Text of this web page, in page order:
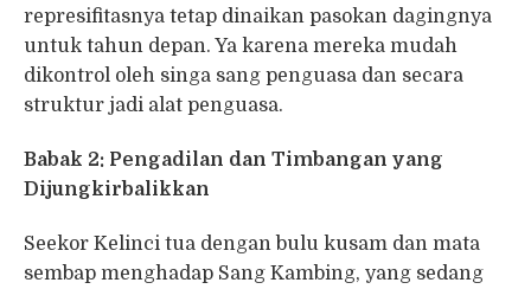
represifitasnya tetap dinaikan pasokan dagingnya
untuk tahun depan. Ya karena mereka mudah
dikontrol oleh singa sang penguasa dan secara
struktur jadi alat penguasa.
Babak 2: Pengadilan dan Timbangan yang
Dijungkirbalikkan
Seekor Kelinci tua dengan bulu kusam dan mata
sembap menghadap Sang Kambing, yang sedang